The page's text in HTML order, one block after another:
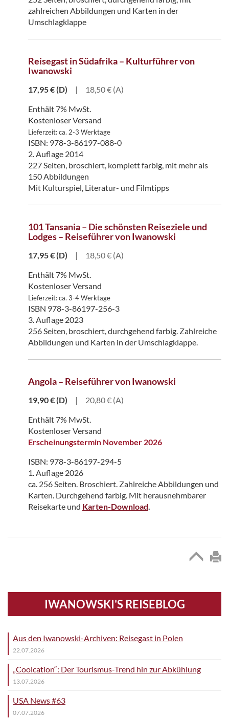
zahlreichen Abbildungen und Karten in der
Umschlagklappe
Reisegast in Südafrika – Kulturführer von
Iwanowski
17,95€(D) |
18,50 € (A)
Enthält 7% MwSt.
Kostenloser Versand
Lieferzeit: ca. 2-3 Werktage
ISBN: 978-3-86197-088-0
2. Auflage 2014
227 Seiten, broschiert, komplett farbig, mit mehr als
150 Abbildungen
Mit Kulturspiel, Literatur- und Filmtipps
101 Tansania – Die schönsten Reiseziele und
Lodges – Reiseführer von Iwanowski
17,95€(D) |
18,50 € (A)
Enthält 7% MwSt.
Kostenloser Versand
Lieferzeit: ca. 3-4 Werktage
ISBN 978-3-86197-256-3
3. Auflage 2023
256 Seiten, broschiert, durchgehend farbig. Zahlreiche
Abbildungen und Karten in der Umschlagklappe.
Angola – Reiseführer von Iwanowski
19,90€(D) |
20,80 € (A)
Enthält 7% MwSt.
Kostenloser Versand
Erscheinungstermin November 2026
ISBN: 978-3-86197-294-5
1. Auflage 2026
ca. 256 Seiten. Broschiert. Zahlreiche Abbildungen und
Karten. Durchgehend farbig. Mit herausnehmbarer
Reisekarte und Karten-Download.
IWANOWSKI'S REISEBLOG
Aus den Iwanowski-Archiven: Reisegast in Polen
22.07.2026
„Coolcation“: Der Tourismus-Trend hin zur Abkühlung
13.07.2026
USA News #63
07.07.2026